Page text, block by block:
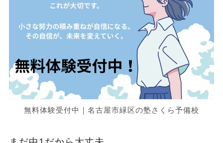
無料体験受付中｜名古屋市緑区の塾さくら予備校